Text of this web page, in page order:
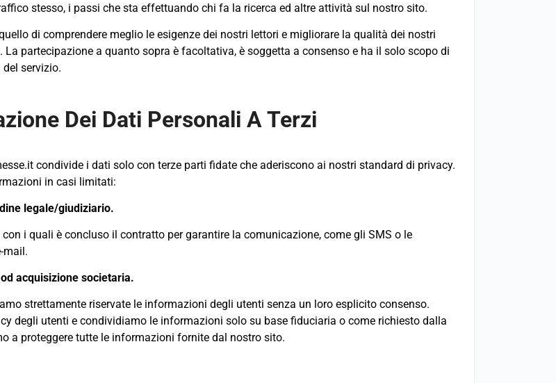
stesso, i passi che sta effettuando chi fa la ricerca ed altre attività sul nostro sito.
di comprendere meglio le esigenze dei nostri lettori e migliorare la qualità dei nostri
La partecipazione a quanto sopra è facoltativa, è soggetta a consenso e ha il solo scopo di
servizio.
Dei Dati Personali A Terzi
condivide i dati solo con terze parti fidate che aderiscono ai nostri standard di privacy.
in casi limitati:
legale/giudiziario.
i quali è concluso il contratto per garantire la comunicazione, come gli SMS o le
mail.
acquisizione societaria.
strettamente riservate le informazioni degli utenti senza un loro esplicito consenso.
degli utenti e condividiamo le informazioni solo su base fiduciaria o come richiesto dalla
a proteggere tutte le informazioni fornite dal nostro sito.